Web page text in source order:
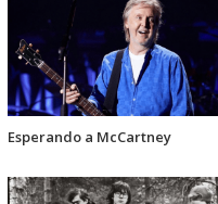
Esperando a McCartney